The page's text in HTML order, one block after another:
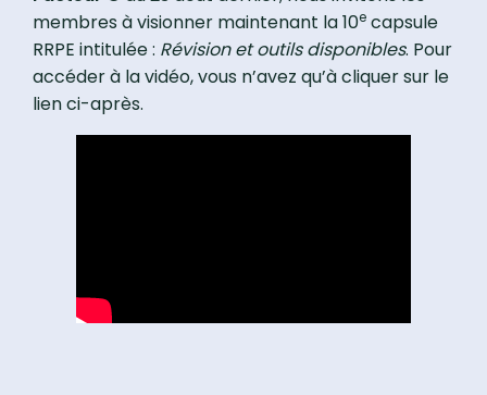
membres à visionner maintenant la 10e capsule
RRPE intitulée : Révision et outils disponibles. Pour
accéder à la vidéo, vous n’avez qu’à cliquer sur le
lien ci-après.